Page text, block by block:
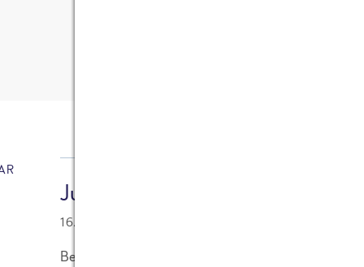
Julia
16.03.2022 at 20:36
Bei uns hier in der Eifel gibt es